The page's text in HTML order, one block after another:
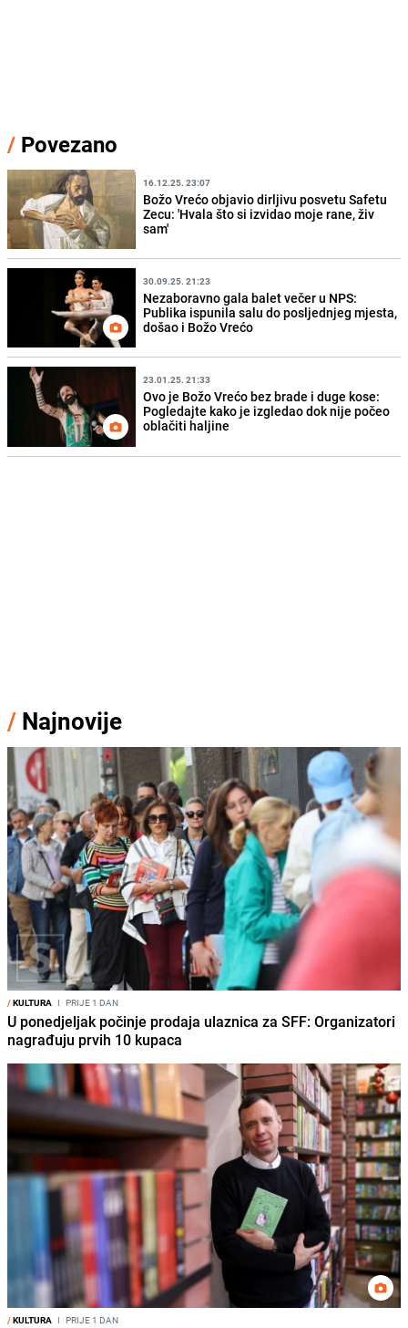
/ Povezano
16.12.25. 23:07
Božo Vrećo objavio dirljivu posvetu Safetu
Zecu: 'Hvala što si izvidao moje rane, živ
sam'
30.09.25. 21:23
Nezaboravno gala balet večer u NPS:
Publika ispunila salu do posljednjeg mjesta,
došao i Božo Vrećo
23.01.25. 21:33
Ovo je Božo Vrećo bez brade i duge kose:
Pogledajte kako je izgledao dok nije počeo
oblačiti haljine
/ Najnovije
/KULTURA I PRIJE 1 DAN
U ponedjeljak počinje prodaja ulaznica za SFF: Organizatori
nagrađuju prvih 10 kupaca
/KULTURA I PRIJE 1 DAN